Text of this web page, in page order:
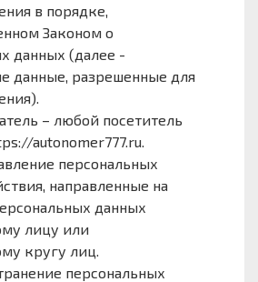
в порядке,
Законом о
данных (далее -
данные, разрешенные для
– любой посетитель
autonomer777.ru.
персональных
направленные на
данных
лицу или
кругу лиц.
персональных